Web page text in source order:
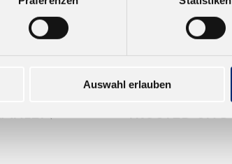
Auswahl erlauben